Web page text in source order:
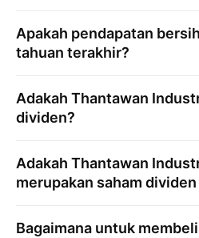
Apakah pendapatan bersih
tahuan terakhir?
Adakah Thantawan
dividen?
Adakah Thantawan
merupakan saham
Bagaimana untuk